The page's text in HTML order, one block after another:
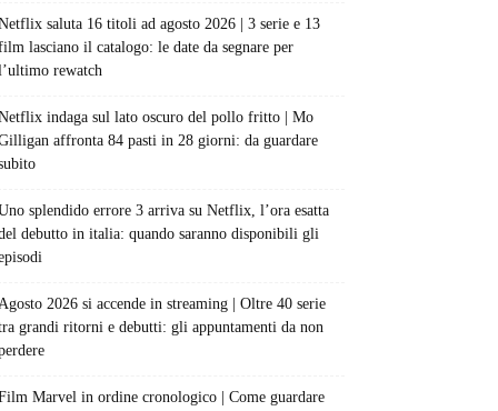
saluta 16 titoli ad agosto 2026 | 3 serie e 13
lasciano il catalogo: le date da segnare per
rewatch
indaga sul lato oscuro del pollo fritto | Mo
affronta 84 pasti in 28 giorni: da guardare
splendido errore 3 arriva su Netflix, l’ora esatta
debutto in italia: quando saranno disponibili gli
2026 si accende in streaming | Oltre 40 serie
grandi ritorni e debutti: gli appuntamenti da non
Marvel in ordine cronologico | Come guardare